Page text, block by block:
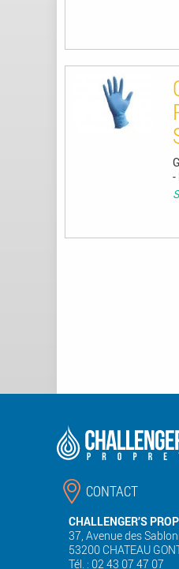
-
CONTACT
CHALLENGER’S
37, Avenue des
53200 CHATEAU
Tél. : 02 43 07 47 07